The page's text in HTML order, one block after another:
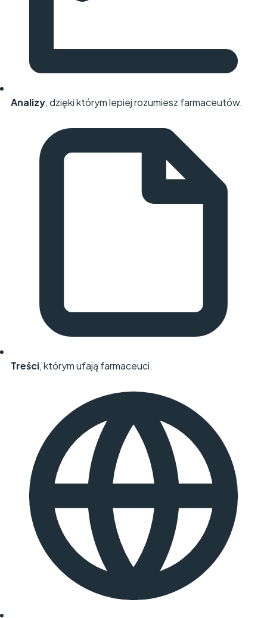
Analizy, dzięki którym lepiej rozumiesz farmaceutów.
Treści, którym ufają farmaceuci.